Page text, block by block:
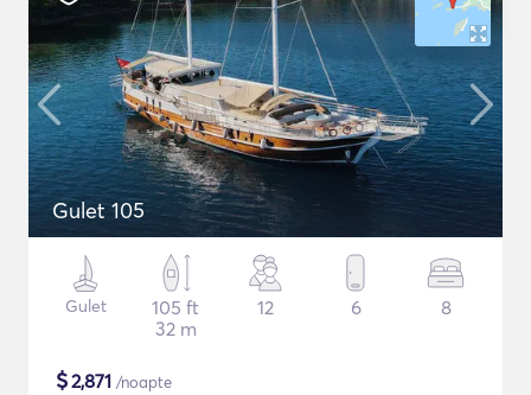
Gulet 105
Gulet
105 ft
32 m
12 6 8
$2,871 /noapte